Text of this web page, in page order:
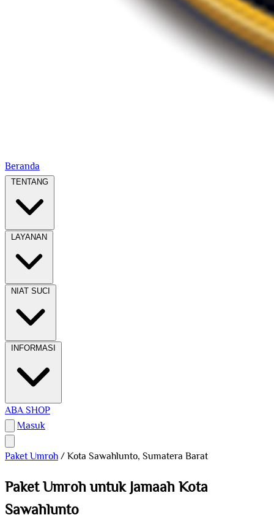
Beranda
TENTANG
LAYANAN
NIAT SUCI
INFORMASI
ABA SHOP
Masuk
Paket Umroh/Kota Sawahlunto, Sumatera Barat
Paket Umroh untuk Jamaah Kota
Sawahlunto